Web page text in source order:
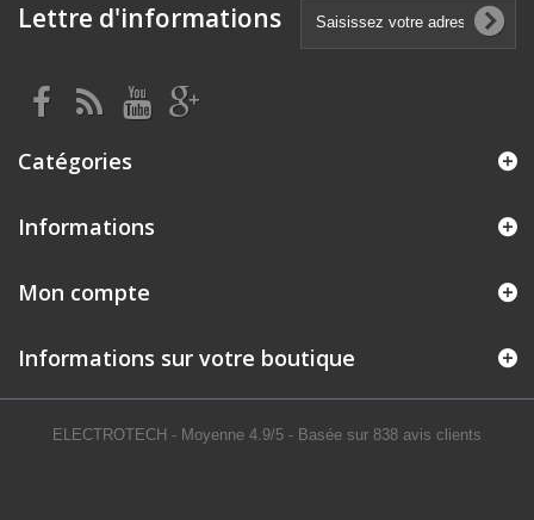
Lettre d'informations
Catégories
Informations
Mon compte
Informations sur votre boutique
ELECTROTECH - Moyenne 4.9/5 - Basée sur 838 avis clients